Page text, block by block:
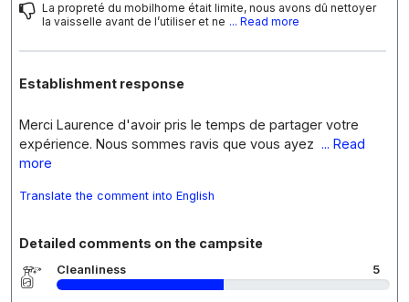
La propreté du mobilhome était limite, nous avons dû nettoyer
la vaisselle avant de l’utiliser et ne ... Read more
Establishment response
Merci Laurence d'avoir pris le temps de partager votre
expérience. Nous sommes ravis que vous ayez ... Read
more
Translate the comment into English
Detailed comments on the campsite
Cleanliness 5